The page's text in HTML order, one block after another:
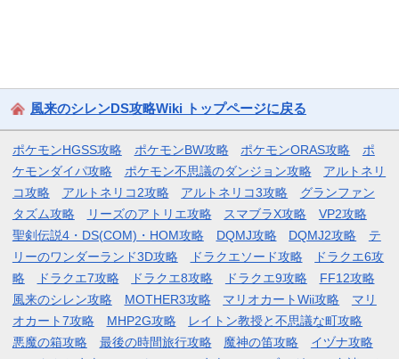
風来のシレンDS攻略Wiki トップページに戻る
ポケモンHGSS攻略 ポケモンBW攻略 ポケモンORAS攻略
ポ
ケモンダイパ攻略
ポケモン不思議のダンジョン攻略
アルトネリ
コ攻略
アルトネリコ2攻略 アルトネリコ3攻略
グランファン
タズム攻略
リーズのアトリエ攻略 スマブラX攻略
VP2攻略
聖剣伝説4・DS(COM)・HOM攻略
DQMJ攻略 DQMJ2攻略
テ
リーのワンダーランド3D攻略
ドラクエソード攻略
ドラクエ6攻
略
ドラクエ7攻略 ドラクエ8攻略 ドラクエ9攻略
FF12攻略
風来のシレン攻略
MOTHER3攻略 マリオカートWii攻略
マリ
オカート7攻略
MHP2G攻略
レイトン教授と不思議な町攻略
悪魔の箱攻略
最後の時間旅行攻略 魔神の笛攻略
イヅナ攻略